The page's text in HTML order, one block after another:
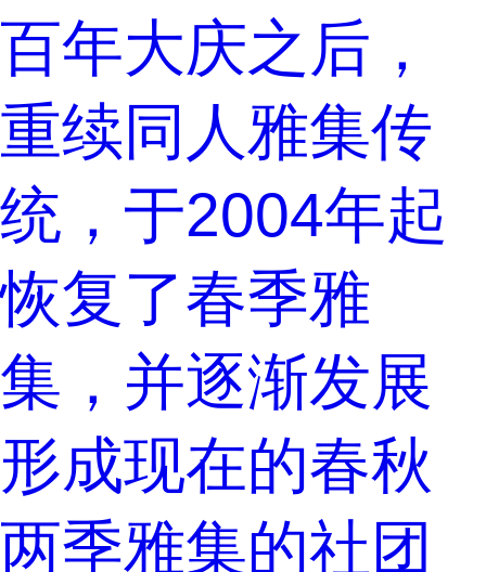
百年大庆之后，
重续同人雅集传
统，于2004年起
恢复了春季雅
集，并逐渐发展
形成现在的春秋
两季雅集的社团